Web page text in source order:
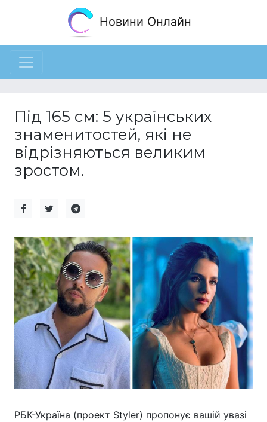
Новини Онлайн
Під 165 см: 5 українських
знаменитостей, які не
відрізняються великим
зростом.
РБК-Україна (проект Styler) пропонує вашій увазі